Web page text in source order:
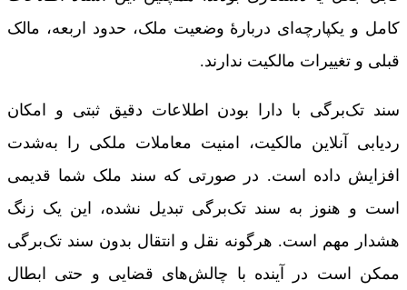
کامل و یکپارچه‌ای دربارۀ وضعیت ملک، حدود اربعه، مالک
قبلی و تغییرات مالکیت ندارند.
سند تک‌برگی با دارا بودن اطلاعات دقیق ثبتی و امکان
ردیابی آنلاین مالکیت، امنیت معاملات ملکی را به‌شدت
افزایش داده است. در صورتی که سند ملک شما قدیمی
است و هنوز به سند تک‌برگی تبدیل نشده، این یک زنگ
هشدار مهم است. هرگونه نقل و انتقال بدون سند تک‌برگی
ممکن است در آینده با چالش‌های قضایی و حتی ابطال